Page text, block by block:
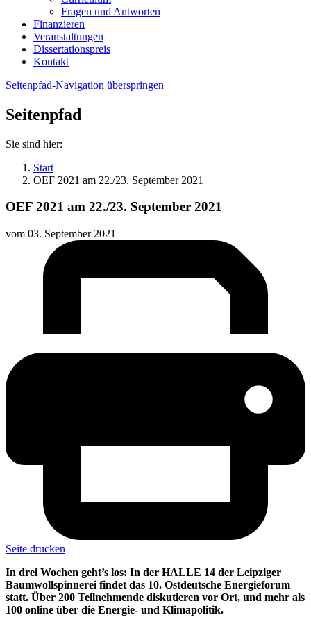
Fragen und Antworten
Finanzieren
Veranstaltungen
Dissertationspreis
Kontakt
Seitenpfad-Navigation überspringen
Seitenpfad
Sie sind hier:
Start
OEF 2021 am 22./23. September 2021
OEF 2021 am 22./23. September 2021
vom 03. September 2021
Seite drucken
In drei Wochen geht’s los: In der HALLE 14 der Leipziger
Baumwollspinnerei findet das 10. Ostdeutsche Energieforum
statt. Über 200 Teilnehmende diskutieren vor Ort, und mehr als
100 online über die Energie- und Klimapolitik.